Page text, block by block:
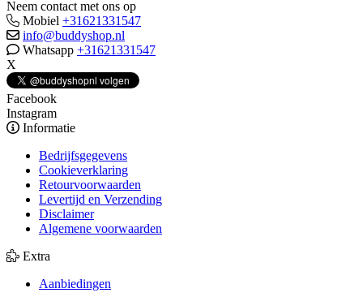
Neem contact met ons op
Mobiel +31621331547
info@buddyshop.nl
Whatsapp +31621331547
X
Facebook
Instagram
Informatie
Bedrijfsgegevens
Cookieverklaring
Retourvoorwaarden
Levertijd en Verzending
Disclaimer
Algemene voorwaarden
Extra
Aanbiedingen